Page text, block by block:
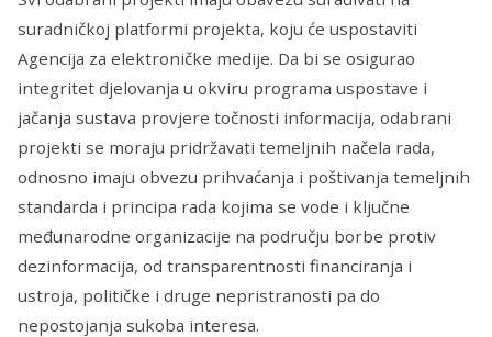
suradničkoj platformi projekta, koju će uspostaviti
Agencija za elektroničke medije. Da bi se osigurao
integritet djelovanja u okviru programa uspostave i
jačanja sustava provjere točnosti informacija, odabrani
projekti se moraju pridržavati temeljnih načela rada,
odnosno imaju obvezu prihvaćanja i poštivanja temeljnih
standarda i principa rada kojima se vode i ključne
međunarodne organizacije na području borbe protiv
dezinformacija, od transparentnosti financiranja i
ustroja, političke i druge nepristranosti pa do
nepostojanja sukoba interesa.